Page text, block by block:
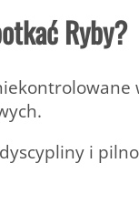
Ryby?
i